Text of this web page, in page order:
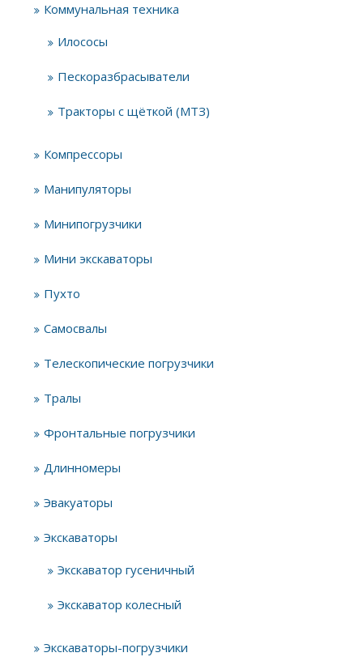
Коммунальная техника
Илососы
Пескоразбрасыватели
Тракторы с щёткой (МТЗ)
Компрессоры
Манипуляторы
Минипогрузчики
Мини экскаваторы
Пухто
Самосвалы
Телескопические погрузчики
Тралы
Фронтальные погрузчики
Длинномеры
Эвакуаторы
Экскаваторы
Экскаватор гусеничный
Экскаватор колесный
Экскаваторы-погрузчики